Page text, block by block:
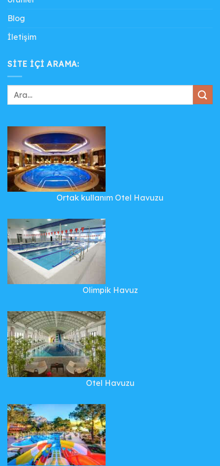
Blog
İletişim
SITE IÇI ARAMA:
Ortak kullanım Otel Havuzu
Olimpik Havuz
Otel Havuzu